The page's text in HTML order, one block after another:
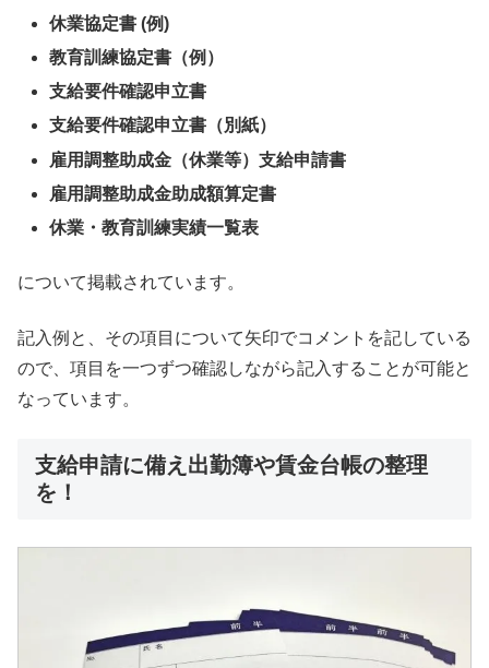
休業協定書 (例)
教育訓練協定書（例）
支給要件確認申立書
支給要件確認申立書（別紙）
雇用調整助成金（休業等）支給申請書
雇用調整助成金助成額算定書
休業・教育訓練実績一覧表
について掲載されています。
記入例と、その項目について矢印でコメントを記している
ので、項目を一つずつ確認しながら記入することが可能と
なっています。
支給申請に備え出勤簿や賃金台帳の整理
を！